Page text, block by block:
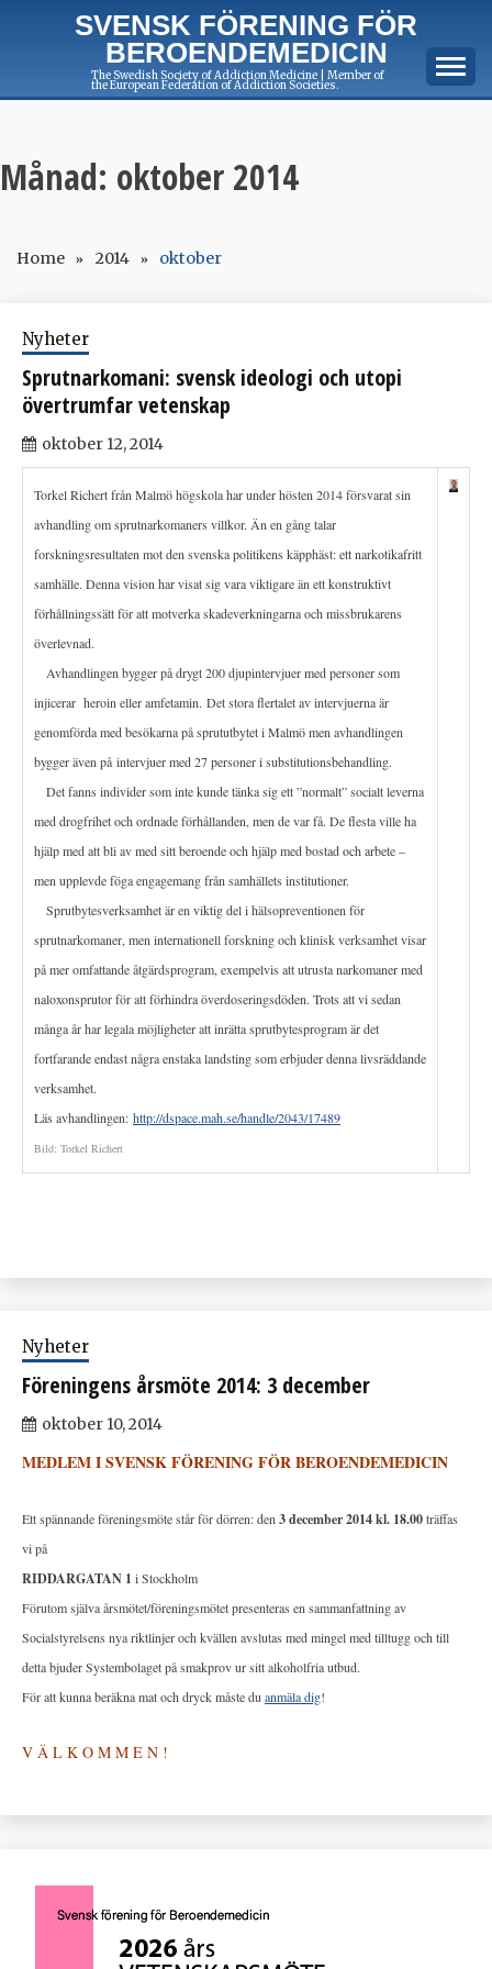
SVENSK FÖRENING FÖR
BEROENDEMEDICIN
The Swedish Society of Addiction Medicine | Member of
the European Federation of Addiction Societies.
Månad: oktober 2014
Home 2014 oktober
Nyheter
Sprutnarkomani: svensk ideologi och utopi
övertrumfar vetenskap
oktober 12, 2014
Torkel Richert från Malmö högskola har under hösten 2014 försvarat sin
avhandling om sprutnarkomaners villkor. Än en gång talar
forskningsresultaten mot den svenska politikens käpphäst: ett narkotikafritt
samhälle. Denna vision har visat sig vara viktigare än ett konstruktivt
förhållningssätt för att motverka skadeverkningarna och missbrukarens
överlevnad.
Avhandlingen bygger på drygt 200 djupintervjuer med personer som
injicerar heroin eller amfetamin. Det stora flertalet av intervjuerna är
genomförda med besökarna på sprututbytet i Malmö men avhandlingen
bygger även på intervjuer med 27 personer i substitutionsbehandling.
Det fanns individer som inte kunde tänka sig ett ”normalt” socialt leverna
med drogfrihet och ordnade förhållanden, men de var få. De flesta ville ha
hjälp med att bli av med sitt beroende och hjälp med bostad och arbete –
men upplevde föga engagemang från samhällets institutioner.
Sprutbytesverksamhet är en viktig del i hälsopreventionen för
sprutnarkomaner, men internationell forskning och klinisk verksamhet visar
på mer omfattande åtgärdsprogram, exempelvis att utrusta narkomaner med
naloxonsprutor för att förhindra överdoseringsdöden. Trots att vi sedan
många år har legala möjligheter att inrätta sprutbytesprogram är det
fortfarande endast några enstaka landsting som erbjuder denna livsräddande
verksamhet.
Läs avhandlingen: http://dspace.mah.se/handle/2043/17489
Bild: Torkel Richert
Nyheter
Föreningens årsmöte 2014: 3 december
oktober 10, 2014
MEDLEM I SVENSK FÖRENING FÖR BEROENDEMEDICIN
Ett spännande föreningsmöte står för dörren: den3 december 2014 kl. 18.00träffas
vi på
RIDDARGATAN 1 i Stockholm
Förutom själva årsmötet/föreningsmötet presenteras en sammanfattning av
Socialstyrelsens nya riktlinjer och kvällen avslutas med mingel med tilltugg och till
detta bjuder Systembolaget på smakprov ur sitt alkoholfria utbud.
För att kunna beräkna mat och dryck måste duanmäla dig!
V Ä L K O M M E N !